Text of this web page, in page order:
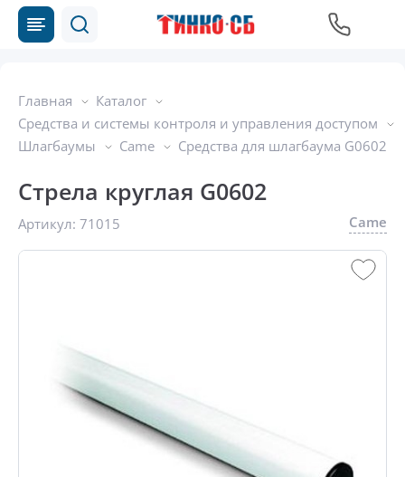
Главная
Каталог
Средства и системы контроля и управления доступом
Шлагбаумы
Came Средства для шлагбаума G0602
Стрела круглая G0602
Артикул: 71015 Came